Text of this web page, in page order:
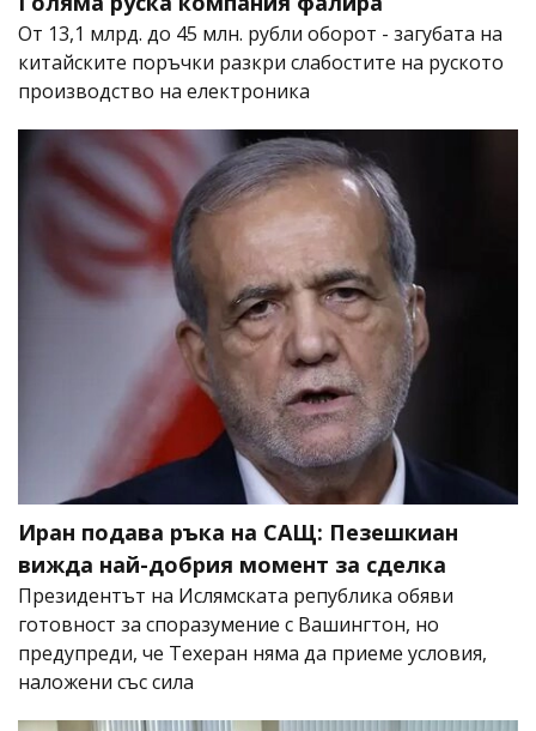
От 13,1 млрд. до 45 млн. рубли оборот - загубата на
китайските поръчки разкри слабостите на руското
производство на електроника
Иран подава ръка на САЩ: Пезешкиан
вижда най-добрия момент за сделка
Президентът на Ислямската република обяви
готовност за споразумение с Вашингтон, но
предупреди, че Техеран няма да приеме условия,
наложени със сила